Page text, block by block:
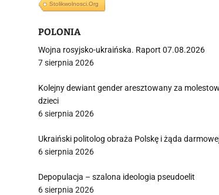
Stolikwolnosci.org
POLONIA
Wojna rosyjsko-ukraińska. Raport 07.08.2026
7 sierpnia 2026
Kolejny dewiant gender aresztowany za
dzieci
6 sierpnia 2026
Ukraiński politolog obraża Polskę i żąda
6 sierpnia 2026
Depopulacja – szalona ideologia pseudoelit
6 sierpnia 2026